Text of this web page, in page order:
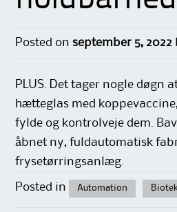
Posted onseptember 5, 2022
PLUS. Det tager nogle døgn
hætteglas med
fylde og kontrolveje dem.
åbnet ny, fuldautomatisk
frysetørringsanlæg.
Posted in Automation